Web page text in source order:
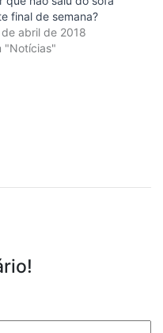
final de semana?
de abril de 2018
"Notícias"